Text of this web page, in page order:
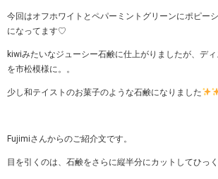
今回はオフホワイトとペパーミントグリーンにポピー
になってます♡
kiwiみたいなジューシー石鹸に仕上がりましたが、デ
を市松模様に。。
少し和テイストのお菓子のような石鹸になりました
Fujimiさんからのご紹介文です。
目を引くのは、石鹸をさらに縦半分にカットしてひっ